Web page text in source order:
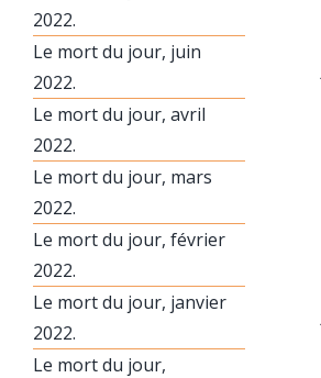
2022.
Le mort du jour, juin
2022.
Le mort du jour, avril
2022.
Le mort du jour, mars
2022.
Le mort du jour, février
2022.
Le mort du jour, janvier
2022.
Le mort du jour,